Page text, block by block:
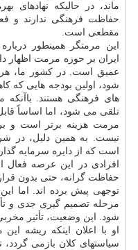
ماند، در حالیکه نهادهای
حفاظت فرهنگی ندارند و
مقطعی است.
این مرمتگر همینطور
ایران بر حوزه مرمت اظهار
عمیق است. در کشور ما،
شود، اولین بودجه هایی که
های فرهنگی هستند.
تلقی می شود، اما اساساً
مرمت هزینه برتر است و
نیست. به همین دلیل، در
است که از دایره سرمایه
افرادی در این عرصه
حفاظت گرانه، حتی بدون
توجهی پیش برده اند. اما
مرحله تصمیم گیری جدی و
شود. این وضعیت، تأثیر
او با اعلان اینکه ریشه
سیاستهای کلان بازمی